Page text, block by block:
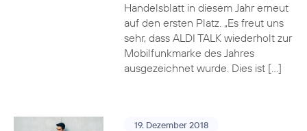
Handelsblatt in diesem Jahr erneut
auf den ersten Platz. „Es freut uns
sehr, dass ALDI TALK wiederholt zur
Mobilfunkmarke des Jahres
ausgezeichnet wurde. Dies ist […]
19. Dezember 2018